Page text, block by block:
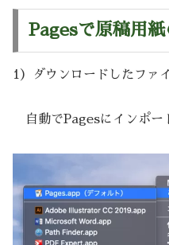
Pagesで原稿用
1）ダウンロードしたファ
自動でPagesにインポー